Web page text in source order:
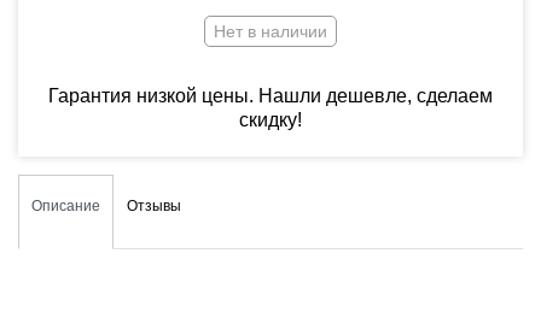
Нет в наличии
Гарантия низкой цены. Нашли дешевле, сделаем
скидку!
Описание Отзывы